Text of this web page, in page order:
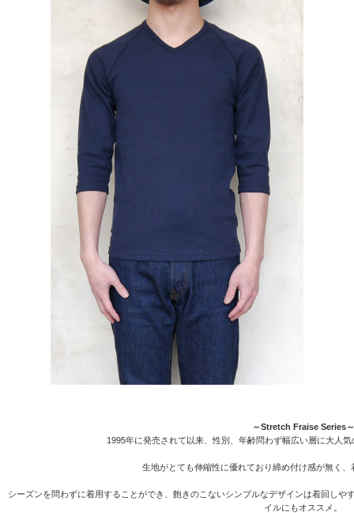
～Stretch Fraise Series～
1995年に発売されて以来、性別、年齢問わず幅広い層に大人
生地がとても伸縮性に優れており締め付け感が無く
シーズンを問わずに着用することができ、飽きのこないシンプルなデザインは着回し
イルにもオススメ。